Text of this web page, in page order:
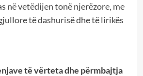
në vetëdijen tonë njerëzore, me
të dashurisë dhe të lirikës
të vërteta dhe përmbajtja